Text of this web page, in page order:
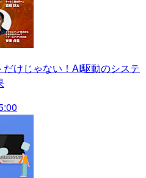
だけじゃない！AI駆動のシステ